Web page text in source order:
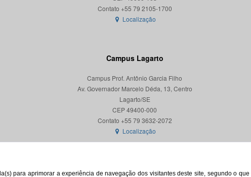
para aprimorar a experiência de navegação dos visitantes deste site, segundo o
Localização
Campus Lagarto
Campus Prof. Antônio Garcia Filho
Av. Governador Marcelo Déda, 13, Centro
Lagarto/SE
CEP 49400-000
Localização